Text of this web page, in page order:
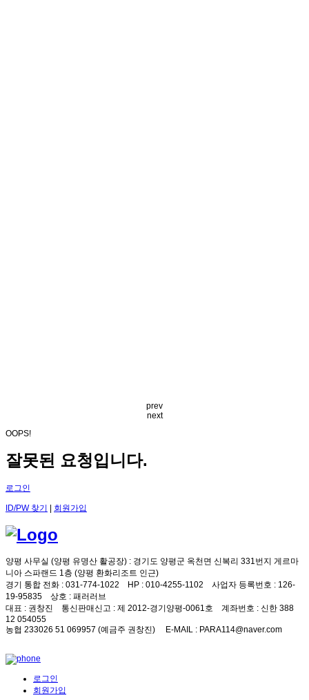
prev
next
OOPS!
잘못된 요청입니다.
로그인
ID/PW 찾기 회원가입
양평 사무실 (양평 유명산 활공장) : 경기도 양평군 옥천면 신복리 331번지 게르마
니아 스파랜드 1층 (양평 환화리조트 인근)
경기 통합 전화 : 031-774-1022 HP : 010-4255-1102 사업자 등록번호 : 126-
19-95835 상호 : 패러러브
대표 : 권창진 통신판매신고 : 제 2012-경기양평-0061호 계좌번호 : 신한 388
12 054055
농협 233026 51 069957 (예금주 권창진)
E-MAIL : PARA114@naver.com
로그인
회원가입